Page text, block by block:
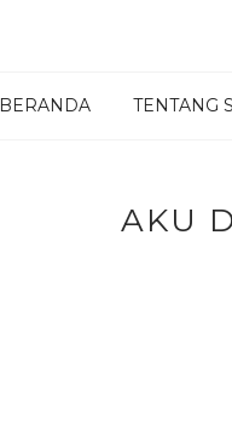
BERANDA TENTANG
AKU